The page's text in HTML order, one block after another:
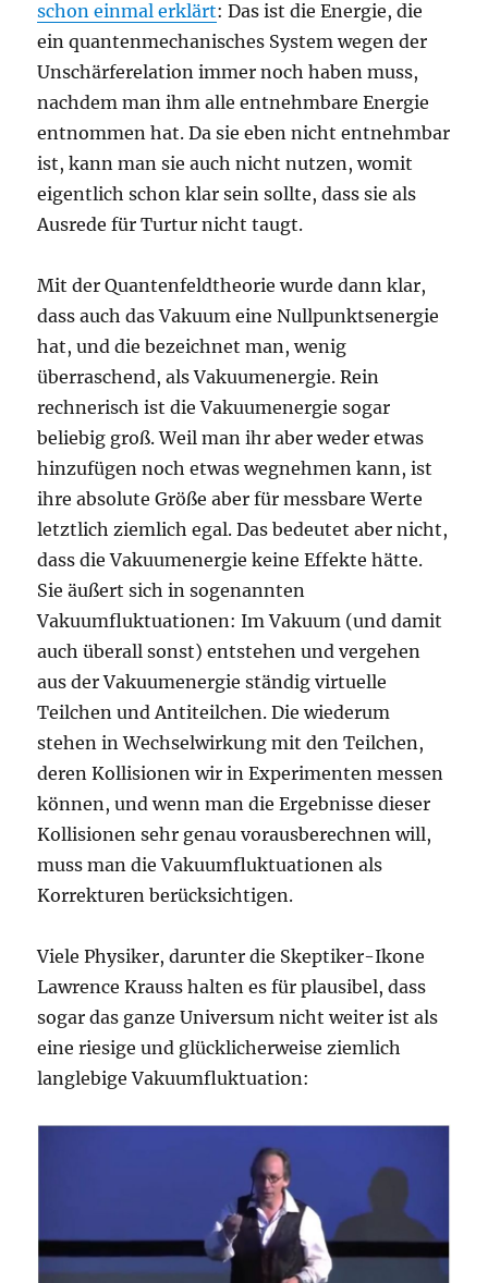
schon einmal erklärt: Das ist die Energie, die
ein quantenmechanisches System wegen der
Unschärferelation immer noch haben muss,
nachdem man ihm alle entnehmbare Energie
entnommen hat. Da sie eben nicht entnehmbar
ist, kann man sie auch nicht nutzen, womit
eigentlich schon klar sein sollte, dass sie als
Ausrede für Turtur nicht taugt.
Mit der Quantenfeldtheorie wurde dann klar,
dass auch das Vakuum eine Nullpunktsenergie
hat, und die bezeichnet man, wenig
überraschend, als Vakuumenergie. Rein
rechnerisch ist die Vakuumenergie sogar
beliebig groß. Weil man ihr aber weder etwas
hinzufügen noch etwas wegnehmen kann, ist
ihre absolute Größe aber für messbare Werte
letztlich ziemlich egal. Das bedeutet aber nicht,
dass die Vakuumenergie keine Effekte hätte.
Sie äußert sich in sogenannten
Vakuumfluktuationen: Im Vakuum (und damit
auch überall sonst) entstehen und vergehen
aus der Vakuumenergie ständig virtuelle
Teilchen und Antiteilchen. Die wiederum
stehen in Wechselwirkung mit den Teilchen,
deren Kollisionen wir in Experimenten messen
können, und wenn man die Ergebnisse dieser
Kollisionen sehr genau vorausberechnen will,
muss man die Vakuumfluktuationen als
Korrekturen berücksichtigen.
Viele Physiker, darunter die Skeptiker-Ikone
Lawrence Krauss halten es für plausibel, dass
sogar das ganze Universum nicht weiter ist als
eine riesige und glücklicherweise ziemlich
langlebige Vakuumfluktuation: